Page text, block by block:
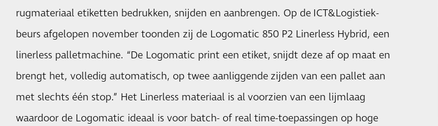
rugmateriaal etiketten bedrukken, snijden en aanbrengen. Op de ICT&Logistiek-
beurs afgelopen november toonden zij de Logomatic 850 P2 Linerless Hybrid, een
linerless palletmachine. “De Logomatic print een etiket, snijdt deze af op maat en
brengt het, volledig automatisch, op twee aanliggende zijden van een pallet aan
met slechts één stop.” Het Linerless materiaal is al voorzien van een lijmlaag
waardoor de Logomatic ideaal is voor batch- of real time-toepassingen op hoge